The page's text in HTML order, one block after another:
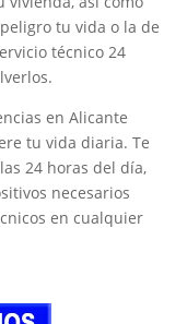
tu vida o la de
técnico 24
en Alicante
tu vida diaria. Te
24 horas del día,
necesarios
en cualquier